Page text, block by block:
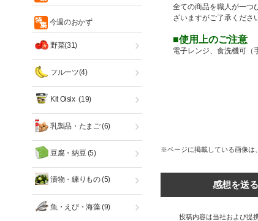
全ての商品を職人が一つ
ざいますがご了承くださ
■使用上のご注意
電子レンジ、食洗機可
※ページに掲載している画像は
感想を送る
投稿内容は当社および提
今週のおかず
野菜(31)
フルーツ(4)
Kit Oisix (19)
乳製品・たまご(6)
豆腐・納豆(5)
漬物・練りもの(5)
魚・えび・海藻(9)